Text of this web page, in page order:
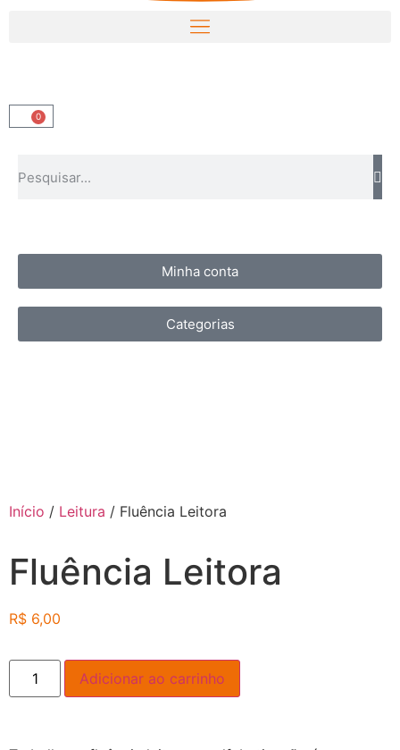
0
Minha conta
Categorias
Início / Leitura / Fluência Leitora
Fluência Leitora
R$ 6,00
Adicionar ao carrinho